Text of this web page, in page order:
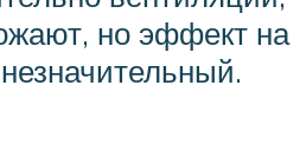
но эффект на